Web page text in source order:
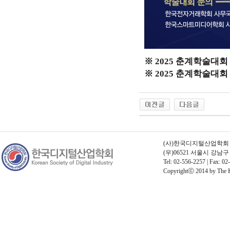
※ 2025 춘계학술대
※ 2025 춘계학술대
(사)한국디지털산업학회
(우)06521 서울시 강남
Tel: 02-556-2257 | Fax:
Copyrightⓒ 2014 by The